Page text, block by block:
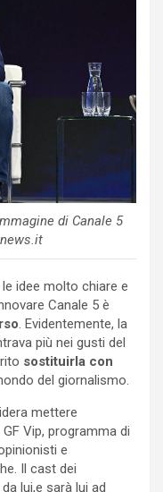
di Canale 5
idee molto chiare e
Canale 5 è
. Evidentemente, la
più nei gusti del
sostituirla con
del giornalismo.
mettere
Vip, programma di
e
Il cast dei
lui,e sarà lui ad